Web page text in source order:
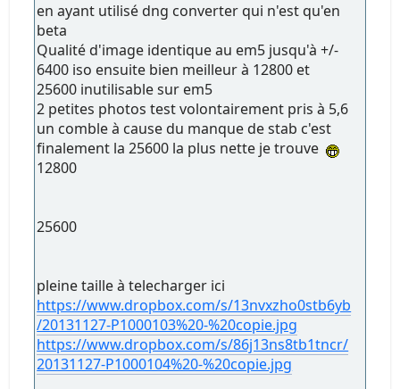
en ayant utilisé dng converter qui n'est qu'en
beta
Qualité d'image identique au em5 jusqu'à +/-
6400 iso ensuite bien meilleur à 12800 et
25600 inutilisable sur em5
2 petites photos test volontairement pris à 5,6
un comble à cause du manque de stab c'est
finalement la 25600 la plus nette je trouve
12800
25600
pleine taille à telecharger ici
https://www.dropbox.com/s/13nvxzho0stb6yb
/20131127-P1000103%20-%20copie.jpg
https://www.dropbox.com/s/86j13ns8tb1tncr/
20131127-P1000104%20-%20copie.jpg